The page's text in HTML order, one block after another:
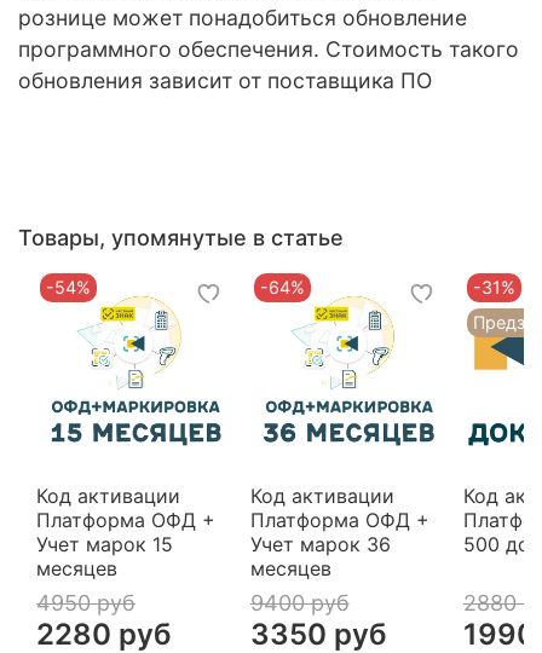
рознице может понадобиться обновление
программного обеспечения. Стоимость такого
обновления зависит от поставщика ПО
Товары, упомянутые в статье
-54%
Код активации
Платформа ОФД +
Учет марок 15
месяцев
4950 руб
2280 руб
-64%
Код активации
Платформа ОФД +
Учет марок 36
месяцев
9400 руб
3350 руб
-31%
Код
500
2880